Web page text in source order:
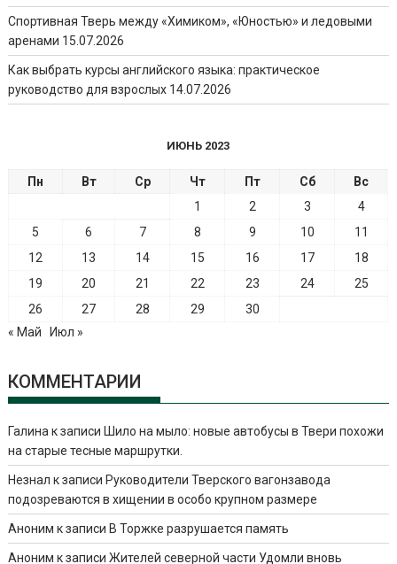
Спортивная Тверь между «Химиком», «Юностью» и ледовыми
аренами 15.07.2026
Как выбрать курсы английского языка: практическое
руководство для взрослых 14.07.2026
ИЮНЬ 2023
Пн Вт Ср Чт Пт Сб
Вс
1
2 3
4
5
6 7 8 9 10
11
12
13 14 15 16 17
18
19
20 21 22 23 24
25
26
27 28 29
30
« Май
Июл »
КОММЕНТАРИИ
Галина к записи Шило на мыло: новые автобусы в Твери похожи
на старые тесные маршрутки.
Незнал к записи Руководители Тверского вагонзавода
подозреваются в хищении в особо крупном размере
Аноним к записи В Торжке разрушается память
Аноним к записиЖителей северной части Удомли вновь